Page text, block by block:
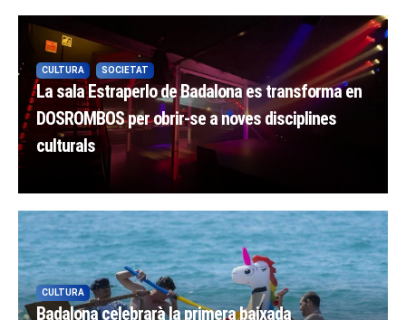
CULTURA SOCIETAT
La sala Estraperlo de Badalona es transforma en
DOSROMBOS per obrir-se a noves disciplines
culturals
CULTURA
Badalona celebrarà la primera baixada